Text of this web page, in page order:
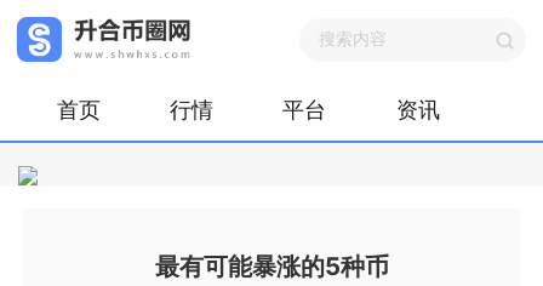
首页 行情 平台 资讯
最有可能暴涨的5种币